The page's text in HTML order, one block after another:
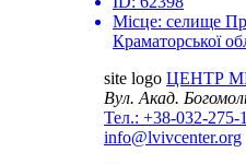
Місце: селище
Краматорської
site logo ЦЕНТР
Вул. Акад.
Тел.: +38-032-275-
info@lvivcenter.org